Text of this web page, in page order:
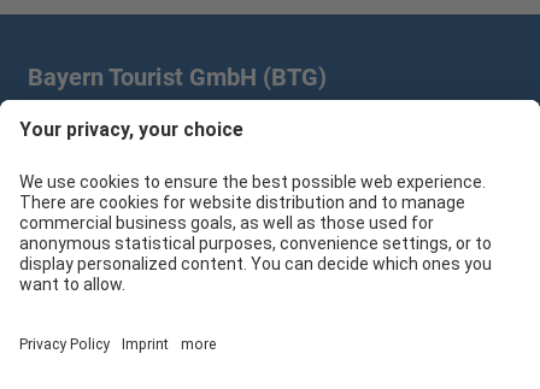
Bayern Tourist GmbH (BTG)
Prinz-Ludwig-Palais | Türkenstr. 7 | 80333 München
branchenpartner@btg-service.de